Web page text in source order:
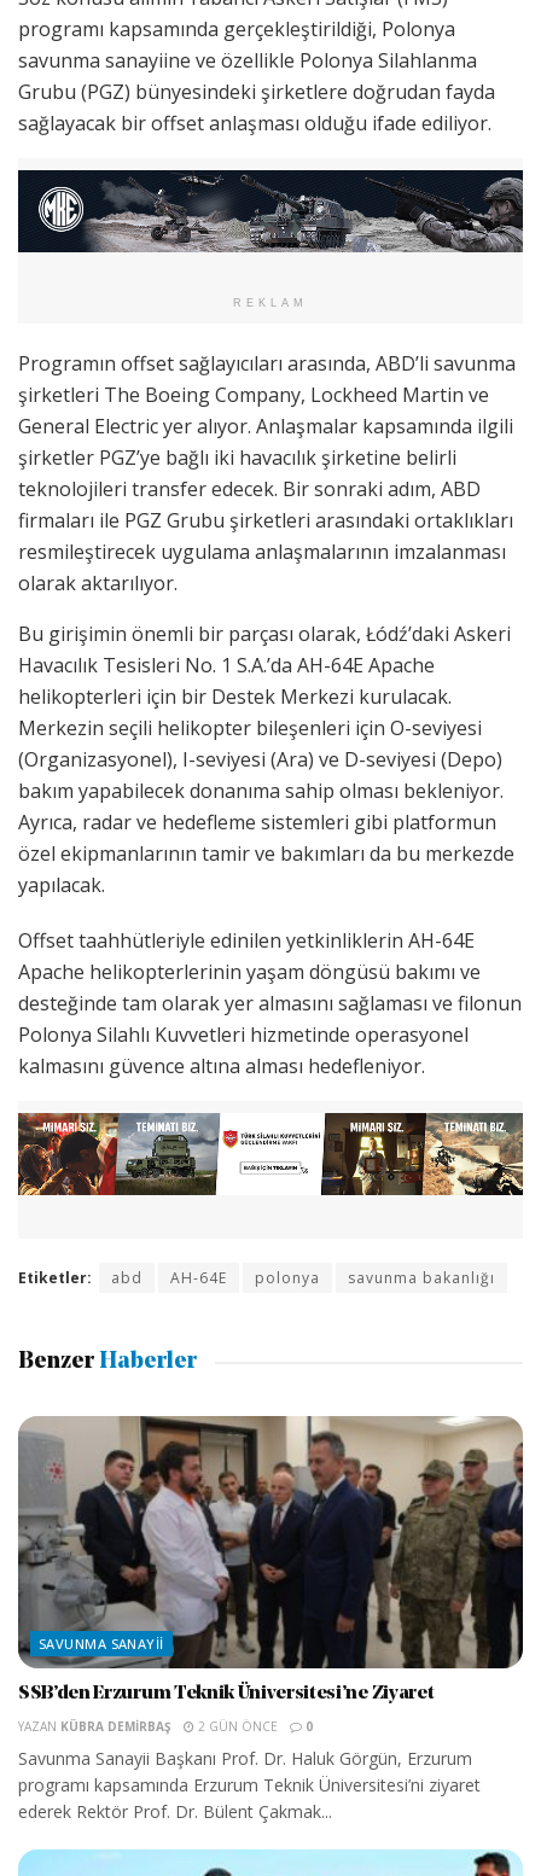
programı kapsamında gerçekleştirildiği, Polonya
savunma sanayiine ve özellikle Polonya Silahlanma
Grubu (PGZ) bünyesindeki şirketlere doğrudan fayda
sağlayacak bir offset anlaşması olduğu ifade ediliyor.
REKLAM
Programın offset sağlayıcıları arasında, ABD’li savunma
şirketleri The Boeing Company, Lockheed Martin ve
General Electric yer alıyor. Anlaşmalar kapsamında ilgili
şirketler PGZ’ye bağlı iki havacılık şirketine belirli
teknolojileri transfer edecek. Bir sonraki adım, ABD
firmaları ile PGZ Grubu şirketleri arasındaki ortaklıkları
resmileştirecek uygulama anlaşmalarının imzalanması
olarak aktarılıyor.
Bu girişimin önemli bir parçası olarak, Łódź’daki Askeri
Havacılık Tesisleri No. 1 S.A.’da AH-64E Apache
helikopterleri için bir Destek Merkezi kurulacak.
Merkezin seçili helikopter bileşenleri için O-seviyesi
(Organizasyonel), I-seviyesi (Ara) ve D-seviyesi (Depo)
bakım yapabilecek donanıma sahip olması bekleniyor.
Ayrıca, radar ve hedefleme sistemleri gibi platformun
özel ekipmanlarının tamir ve bakımları da bu merkezde
yapılacak.
Offset taahhütleriyle edinilen yetkinliklerin AH-64E
Apache helikopterlerinin yaşam döngüsü bakımı ve
desteğinde tam olarak yer almasını sağlaması ve filonun
Polonya Silahlı Kuvvetleri hizmetinde operasyonel
kalmasını güvence altına alması hedefleniyor.
Etiketler: abd AH-64E polonya savunma bakanlığı
Benzer Haberler
SAVUNMA SANAYII
SSB’den Erzurum Teknik Üniversitesi’ne Ziyaret
YAZAN KÜBRA DEMIRBAŞ 2 GÜN ÖNCE 0
Savunma Sanayii Başkanı Prof. Dr. Haluk Görgün, Erzurum
programı kapsamında Erzurum Teknik Üniversitesi’ni ziyaret
ederek Rektör Prof. Dr. Bülent Çakmak...